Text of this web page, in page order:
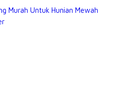
Murah Untuk Hunian Mewah